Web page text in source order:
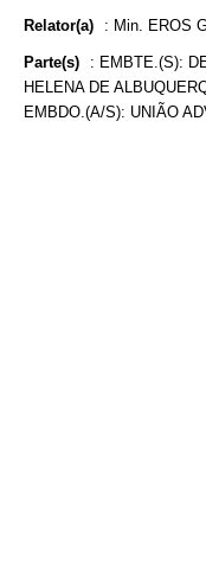
Relator(a) : Min. EROS
Parte(s) : EMBTE.(S):
HELENA DE
EMBDO.(A/S): UNIÃO